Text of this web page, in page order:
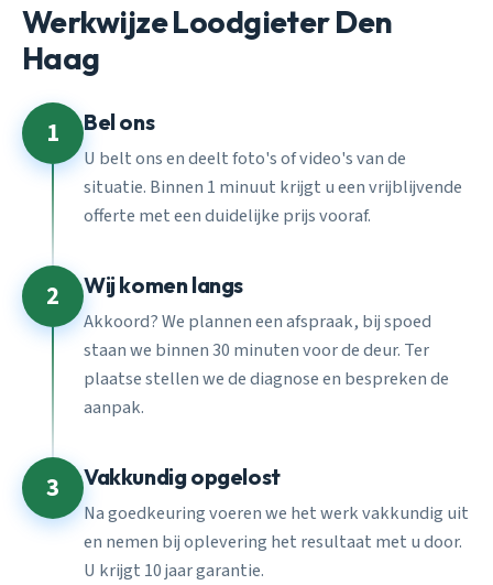
Werkwijze Loodgieter Den
Haag
1 Bel ons
U belt ons en deelt foto's of video's van de
situatie. Binnen 1 minuut krijgt u een vrijblijvende
offerte met een duidelijke prijs vooraf.
2 Wij komen langs
Akkoord? We plannen een afspraak, bij spoed
staan we binnen 30 minuten voor de deur. Ter
plaatse stellen we de diagnose en bespreken de
aanpak.
3 Vakkundig opgelost
Na goedkeuring voeren we het werk vakkundig uit
en nemen bij oplevering het resultaat met u door.
U krijgt 10 jaar garantie.